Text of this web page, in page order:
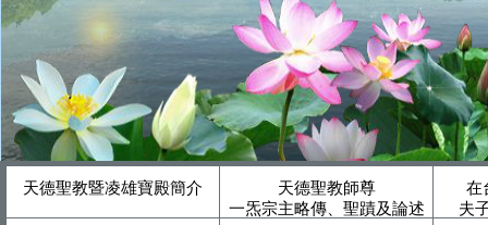
天德聖教暨凌雄寶殿簡介
天德聖教師尊
一炁宗主略傳、聖蹟及論述
在
夫